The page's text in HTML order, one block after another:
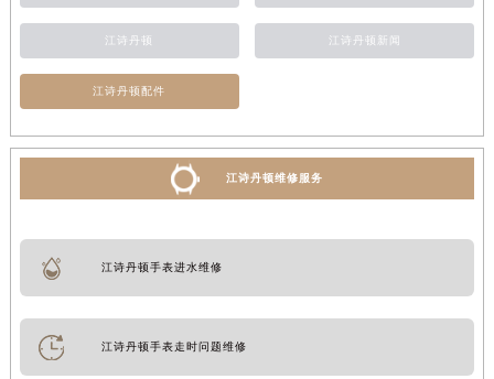
江诗丹顿 江诗丹顿新闻
江诗丹顿配件
江诗丹顿维修服务
江诗丹顿手表进水维修
江诗丹顿手表走时问题维修